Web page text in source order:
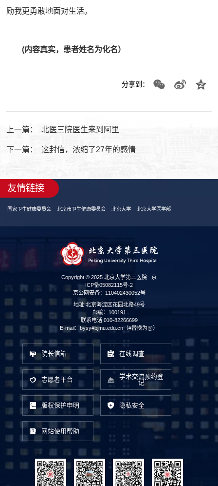
励我更勇敢地面对生活。
(内容真实，患者姓名为化名）
分享到：
上一篇： 北医三院医生来到阿里
下一篇： 这封信，浓缩了27年的感情
友情链接
国家卫生健康委员会 北京市卫生健康委员会 北京大学 北京大学医学部
Copyright © 2025 北京大学第三医院 京
ICP备05082115号-2
京公网安备：110402430052号
地址:北京海淀区花园北路49号
邮编：100191
联系电话:010-82266699
E-mail：bysy#bjmu.edu.cn（#替换为@）
院长信箱 在线调查
志愿者平台
学术交流预约登
记
版权保护申明 隐私安全
网站使用帮助